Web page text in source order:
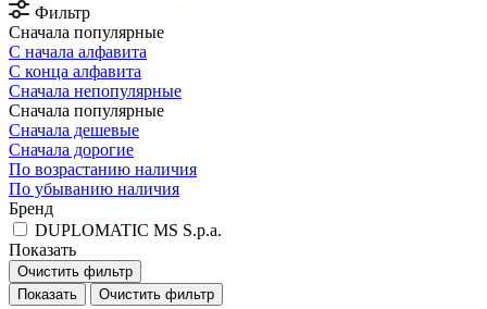
Фильтр
Сначала популярные
С начала алфавита
С конца алфавита
Сначала непопулярные
Сначала популярные
Сначала дешевые
Сначала дорогие
По возрастанию наличия
По убыванию наличия
Бренд
DUPLOMATIC MS S.p.a.
Показать
Очистить фильтр
Очистить фильтр